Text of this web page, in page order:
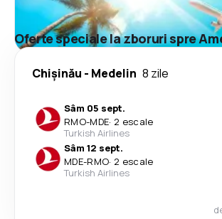
Oferte speciale la zboruri spre
Chişinău - Medelin 8 zile
Sâm 05 sept.
RMO-MDE· 2 escale
Turkish Airlines
Sâm 12 sept.
MDE-RMO· 2 escale
Turkish Airlines